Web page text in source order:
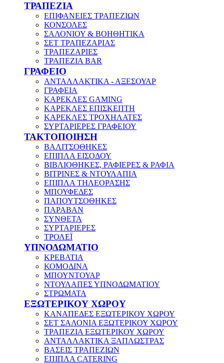
ΤΡΑΠΕΖΙΑ
ΕΠΙΦΑΝΕΙΕΣ ΤΡΑΠΕΖΙΩΝ
ΚΟΝΣΟΛΕΣ
ΣΑΛΟΝΙΟΥ & ΒΟΗΘΗΤΙΚΑ
ΣΕΤ ΤΡΑΠΕΖΑΡΙΑΣ
ΤΡΑΠΕΖΑΡΙΕΣ
ΤΡΑΠΕΖΙΑ BAR
ΓΡΑΦΕΙΟ
ΑΝΤΑΛΛΑΚΤΙΚΑ - ΑΞΕΣΟΥΑΡ
ΓΡΑΦΕΙΑ
ΚΑΡΕΚΛΕΣ GAMING
ΚΑΡΕΚΛΕΣ ΕΠΙΣΚΕΠΤΗ
ΚΑΡΕΚΛΕΣ ΤΡΟΧΗΛΑΤΕΣ
ΣΥΡΤΑΡΙΕΡΕΣ ΓΡΑΦΕΙΟΥ
ΤΑΚΤΟΠΟΙΗΣΗ
ΒΑΛΙΤΣΟΘΗΚΕΣ
ΕΠΙΠΛΑ ΕΙΣΟΔΟΥ
ΒΙΒΛΙΟΘΗΚΕΣ, ΡΑΦΙΕΡΕΣ & ΡΑΦΙΑ
ΒΙΤΡΙΝΕΣ & ΝΤΟΥΛΑΠΙΑ
ΕΠΙΠΛΑ ΤΗΛΕΟΡΑΣΗΣ
ΜΠΟΥΦΕΔΕΣ
ΠΑΠΟΥΤΣΟΘΗΚΕΣ
ΠΑΡΑΒΑΝ
ΣΥΝΘΕΤΑ
ΣΥΡΤΑΡΙΕΡΕΣ
ΤΡΟΛΕΪ
ΥΠΝΟΔΩΜΑΤΙΟ
ΚΡΕΒΑΤΙΑ
ΚΟΜΟΔΙΝΑ
ΜΠΟΥΝΤΟΥΑΡ
ΝΤΟΥΛΑΠΕΣ ΥΠΝΟΔΩΜΑΤΙΟΥ
ΣΤΡΩΜΑΤΑ
ΕΞΩΤΕΡΙΚΟΥ ΧΩΡΟΥ
ΚΑΝΑΠΕΔΕΣ ΕΞΩΤΕΡΙΚΟΥ ΧΩΡΟΥ
ΣΕΤ ΣΑΛΟΝΙΑ ΕΞΩΤΕΡΙΚΟΥ ΧΩΡΟΥ
ΤΡΑΠΕΖΙΑ ΕΞΩΤΕΡΙΚΟΥ ΧΩΡΟΥ
ΑΝΤΑΛΛΑΚΤΙΚΑ ΞΑΠΛΩΣΤΡΑΣ
ΒΑΣΕΙΣ ΤΡΑΠΕΖΙΩΝ
ΕΠΙΠΛΑ CATERING